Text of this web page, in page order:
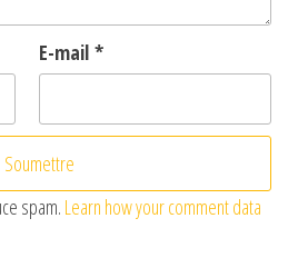
E-mail *
spam. Learn how your comment data